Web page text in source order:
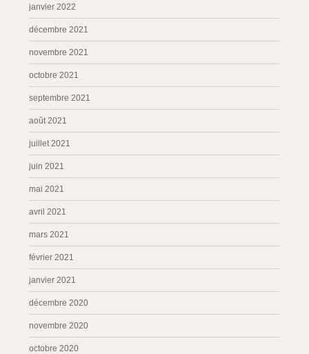
janvier 2022
décembre 2021
novembre 2021
octobre 2021
septembre 2021
août 2021
juillet 2021
juin 2021
mai 2021
avril 2021
mars 2021
février 2021
janvier 2021
décembre 2020
novembre 2020
octobre 2020